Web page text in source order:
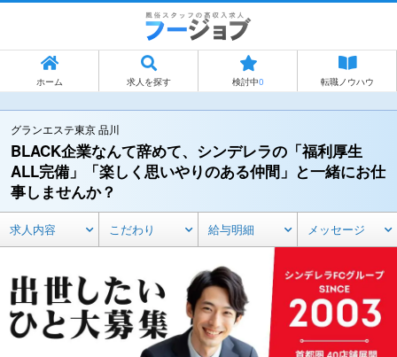
ホーム 求人を探す 検討中0 転職ノウハウ
グランエステ東京 品川
BLACK企業なんて辞めて、シンデレラの「福利厚生
ALL完備」「楽しく思いやりのある仲間」と一緒にお仕
事しませんか？
求人内容 こだわり 給与明細 メッセージ